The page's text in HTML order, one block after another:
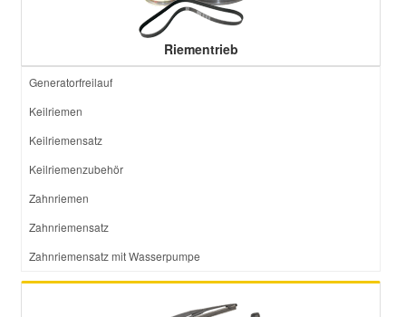
Riementrieb
Generatorfreilauf
Keilriemen
Keilriemensatz
Keilriemenzubehör
Zahnriemen
Zahnriemensatz
Zahnriemensatz mit Wasserpumpe